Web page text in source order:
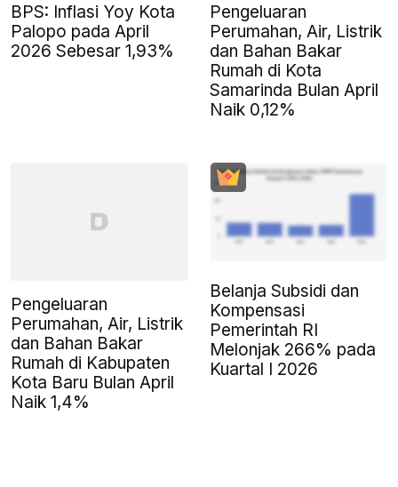
BPS: Inflasi Yoy Kota
Palopo pada April
2026 Sebesar 1,93%
Pengeluaran
Perumahan, Air, Listrik
dan Bahan Bakar
Rumah di Kota
Samarinda Bulan April
Naik 0,12%
Pengeluaran
Perumahan, Air, Listrik
dan Bahan Bakar
Rumah di Kabupaten
Kota Baru Bulan April
Naik 1,4%
Belanja Subsidi dan
Kompensasi
Pemerintah RI
Melonjak 266% pada
Kuartal I 2026